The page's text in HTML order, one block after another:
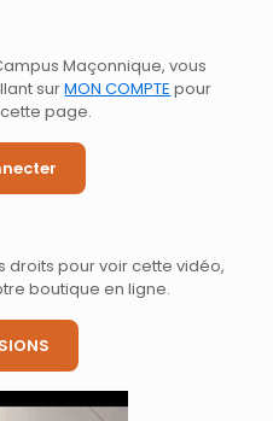
Maçonnique, vous
surMON COMPTE pour
page.
droits pour voir cette vidéo,
boutique en ligne.